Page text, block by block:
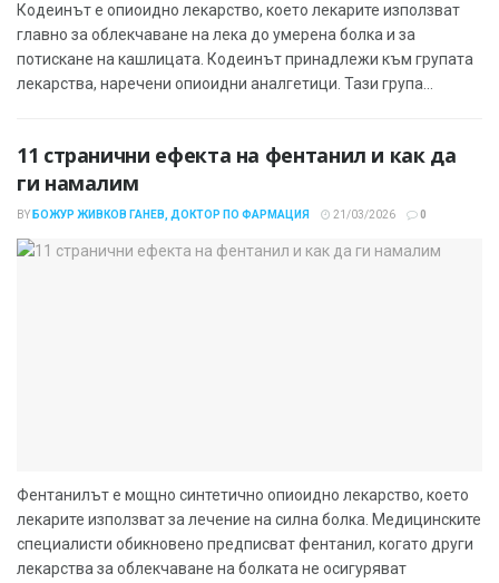
Кодеинът е опиоидно лекарство, което лекарите използват
главно за облекчаване на лека до умерена болка и за
потискане на кашлицата. Кодеинът принадлежи към групата
лекарства, наречени опиоидни аналгетици. Тази група...
11 странични ефекта на фентанил и как да
ги намалим
BY БОЖУР ЖИВКОВ ГАНЕВ, ДОКТОР ПО ФАРМАЦИЯ 21/03/2026 0
Фентанилът е мощно синтетично опиоидно лекарство, което
лекарите използват за лечение на силна болка. Медицинските
специалисти обикновено предписват фентанил, когато други
лекарства за облекчаване на болката не осигуряват